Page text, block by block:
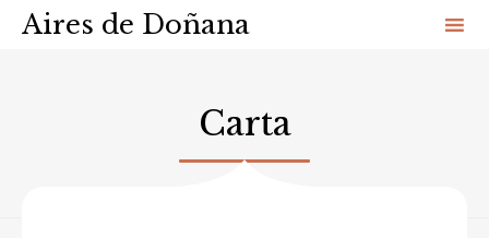
Aires de Doñana
Carta